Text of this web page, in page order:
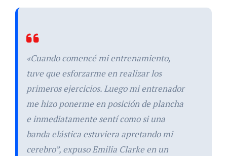
«Cuando comencé mi entrenamiento,
tuve que esforzarme en realizar los
primeros ejercicios. Luego mi entrenador
me hizo ponerme en posición de plancha
e inmediatamente sentí como si una
banda elástica estuviera apretando mi
cerebro”, expuso Emilia Clarke en un